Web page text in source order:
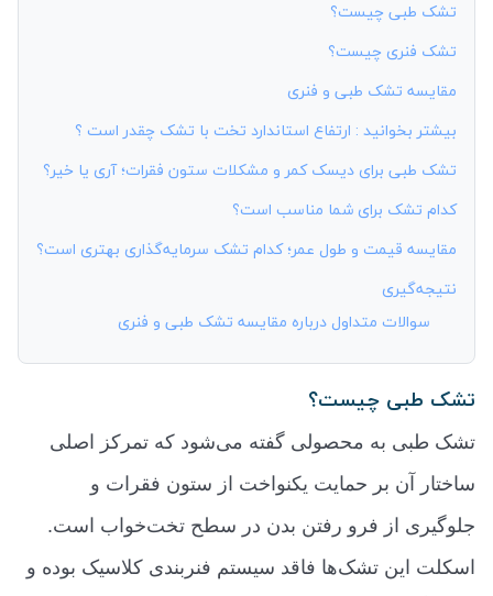
تشک طبی چیست؟
تشک فنری چیست؟
مقایسه تشک طبی و فنری
بیشتر بخوانید : ارتفاع استاندارد تخت با تشک چقدر است ؟
تشک طبی برای دیسک کمر و مشکلات ستون فقرات؛ آری یا خیر؟
کدام تشک برای شما مناسب است؟
مقایسه قیمت و طول عمر؛ کدام تشک سرمایه‌گذاری بهتری است؟
نتیجه‌گیری
سوالات متداول درباره مقایسه تشک طبی و فنری
تشک طبی چیست؟
تشک طبی به محصولی گفته می‌شود که تمرکز اصلی
ساختار آن بر حمایت یکنواخت از ستون فقرات و
جلوگیری از فرو رفتن بدن در سطح تخت‌خواب است.
اسکلت این تشک‌ها فاقد سیستم فنربندی کلاسیک بوده و